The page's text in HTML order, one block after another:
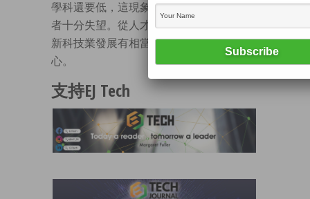
學科還要低，這現象令從事科學研究的學
者十分失望。從人才角度看，亦對香港創
新科技業發展有相當負面影響，令人擔
心。
支持EJ Tech